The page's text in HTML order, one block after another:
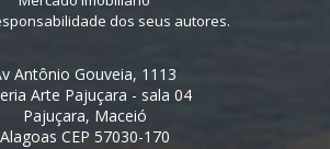
dos seus autores.
Antônio Gouveia, 1113
Arte Pajuçara - sala 04
Pajuçara, Maceió
Alagoas CEP 57030-170